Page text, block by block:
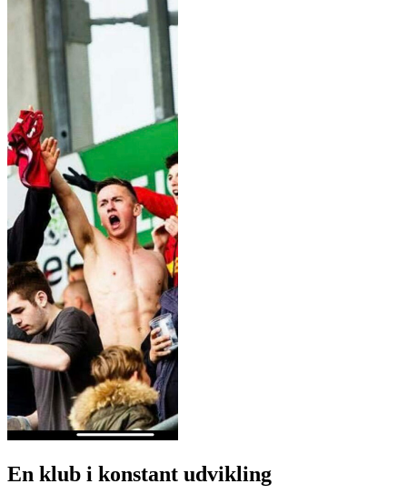
En klub i konstant udvikling